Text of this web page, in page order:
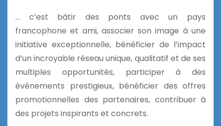
… c’est bâtir des ponts avec un pays
francophone et ami, associer son image à une
initiative exceptionnelle, bénéficier de l’impact
d’un incroyable réseau unique, qualitatif et de ses
multiples opportunités, participer à des
événements prestigieux, bénéficier des offres
promotionnelles des partenaires, contribuer à
des projets inspirants et concrets.